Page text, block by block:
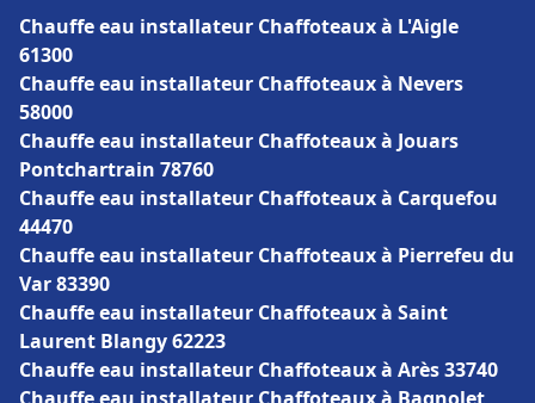
Chauffe eau installateur Chaffoteaux à L'Aigle
61300
Chauffe eau installateur Chaffoteaux à Nevers
58000
Chauffe eau installateur Chaffoteaux à Jouars
Pontchartrain 78760
Chauffe eau installateur Chaffoteaux à Carquefou
44470
Chauffe eau installateur Chaffoteaux à Pierrefeu du
Var 83390
Chauffe eau installateur Chaffoteaux à Saint
Laurent Blangy 62223
Chauffe eau installateur Chaffoteaux à Arès 33740